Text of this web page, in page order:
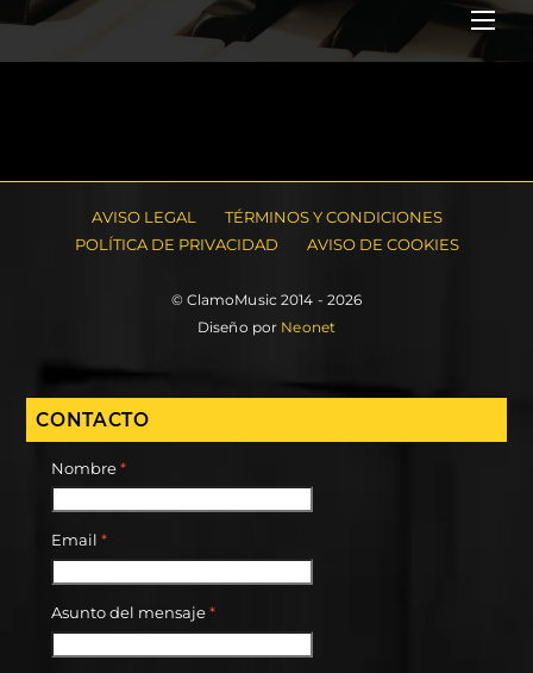
AVISO LEGAL
TÉRMINOS Y CONDICIONES
POLÍTICA DE PRIVACIDAD
AVISO DE COOKIES
© ClamoMusic 2014 - 2026
Diseño por Neonet
CONTACTO
Nombre*
Email *
Asunto del mensaje*